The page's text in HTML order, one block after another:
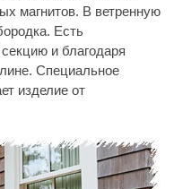
магнитов. В ветренную
Есть
и благодаря
Специальное
изделие от